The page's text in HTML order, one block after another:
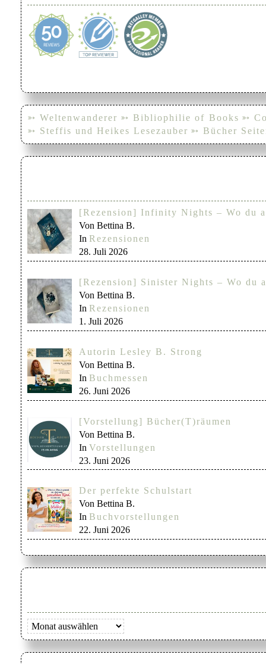
➳ Weltenwanderer ➳ Bibliophilie of Books ➳
➳ Steffis und Heikes Lesezauber ➳ Bücher
[Rezension] Infinity Nights – Wo du
Von Bettina B.
In Rezensionen
28. Juli 2026
[Rezension] Sinister Nights – Wo du
Von Bettina B.
In Rezensionen
1. Juli 2026
Autorin Lesley B. Strong
Von Bettina B.
In Buchmessen
26. Juni 2026
[Vorstellung] Bücher(T)räumen
Von Bettina B.
In Vorstellungen
23. Juni 2026
Der perfekte Schulstart
Von Bettina B.
In Buchvorstellungen
22. Juni 2026
Archiv